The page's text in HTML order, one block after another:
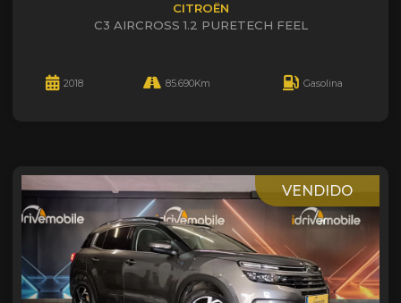
CITROËN
C3 AIRCROSS 1.2 PURETECH FEEL
2018 85.690Km Gasolina
VENDIDO